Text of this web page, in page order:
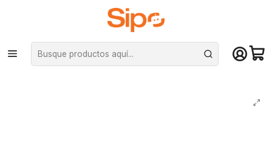
¡Compra hasta mediodía y recibe hoy! De lunes a sábado en el gran
Santiago. Envío gratis desde $29.990
Inicio Monitores Adaptadores de vídeo
Adaptador Hub 8 En 1 Tipo C a Usb, HDMI, RJ45, PD, Tipo C, SD/TF Para
Win/Mac